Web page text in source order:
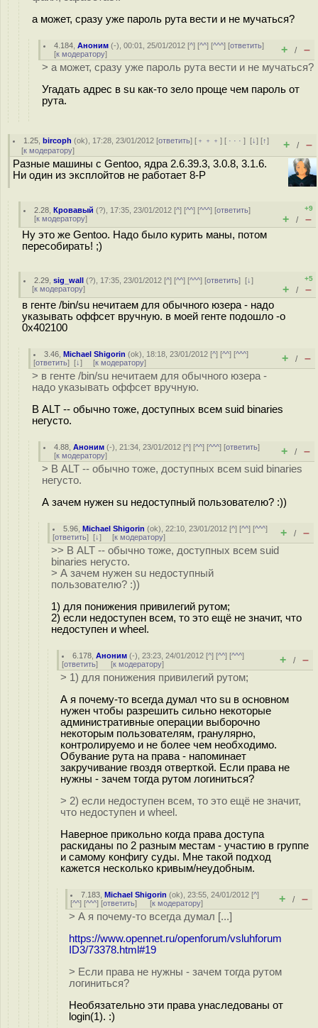
а может, сразу уже пароль рута вести и не мучаться?
4.184 ,Аноним (-), 00:01, 25/01/2012 [^] [^^] [^^^] [ответить]
[к модератору] + / –
> а может, сразу уже пароль рута вести и не мучаться?
Угадать адрес в su как-то зело проще чем пароль от
рута.
1.25 ,bircoph (ok), 17:28, 23/01/2012 [ответить] [ ﹢﹢﹢] [ · · ·][↓] [↑]
[к модератору] + / –
Разные машины с Gentoo, ядра 2.6.39.3, 3.0.8, 3.1.6.
Ни один из эксплойтов не работает 8-P
2.28 ,Кровавый (?), 17:35, 23/01/2012 [^] [^^] [^^^] [ответить]
[к модератору]
+9
+ / –
Ну это же Gentoo. Надо было курить маны, потом
пересобирать! ;)
2.29 ,sig_wall (?), 17:35, 23/01/2012 [^] [^^] [^^^] [ответить][↓]
[к модератору]
+5
+ / –
в генте /bin/su нечитаем для обычного юзера - надо
указывать оффсет вручную. в моей генте подошло -o
0x402100
3.46 ,Michael Shigorin (ok), 18:18, 23/01/2012 [^] [^^] [^^^]
[ответить] [↓] [к модератору] + / –
> в генте /bin/su нечитаем для обычного юзера -
надо указывать оффсет вручную.
В ALT -- обычно тоже, доступных всем suid binaries
негусто.
4.88 ,Аноним (-), 21:34, 23/01/2012 [^] [^^] [^^^] [ответить]
[к модератору] + / –
> В ALT -- обычно тоже, доступных всем suid binaries
негусто.
А зачем нужен su недоступный пользователю? :))
5.96 ,Michael Shigorin (ok), 22:10, 23/01/2012 [^] [^^] [^^^]
[ответить] [↓] [к модератору] + / –
>> В ALT -- обычно тоже, доступных всем suid
binaries негусто.
> А зачем нужен su недоступный
пользователю? :))
1) для понижения привилегий рутом;
2) если недоступен всем, то это ещё не значит, что
недоступен и wheel.
6.178 ,Аноним (-), 23:23, 24/01/2012 [^] [^^] [^^^]
[ответить] [к модератору] + / –
> 1) для понижения привилегий рутом;
А я почему-то всегда думал что su в основном
нужен чтобы разрешить сильно некоторые
административные операции выборочно
некоторым пользователям, гранулярно,
контролируемо и не более чем необходимо.
Обувание рута на права - напоминает
закручивание гвоздя отверткой. Если права не
нужны - зачем тогда рутом логиниться?
> 2) если недоступен всем, то это ещё не значит,
что недоступен и wheel.
Наверное прикольно когда права доступа
раскиданы по 2 разным местам - участию в группе
и самому конфигу суды. Мне такой подход
кажется несколько кривым/неудобным.
7.183 ,Michael Shigorin (ok), 23:55, 24/01/2012 [^]
[^^] [^^^] [ответить] [к модератору] + / –
> А я почему-то всегда думал [...]
https://www.opennet.ru/openforum/vsluhforum
ID3/73378.html#19
> Если права не нужны - зачем тогда рутом
логиниться?
Необязательно эти права унаследованы от
login(1). :)